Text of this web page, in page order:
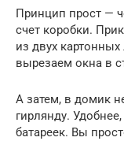
Принцип прост —
счет коробки.
из двух
вырезаем окна в
А затем, в домик
гирлянду.
батареек. Вы